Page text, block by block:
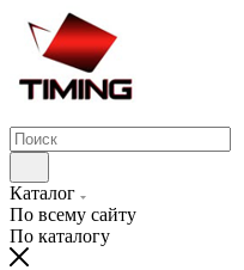
Каталог
По всему сайту
По каталогу